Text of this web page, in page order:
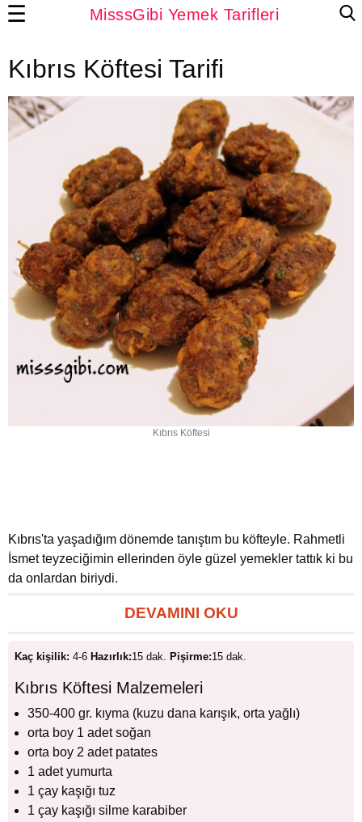
MisssGibi Yemek Tarifleri
☰
Kıbrıs Köftesi Tarifi
Kıbrıs Köftesi
Kıbrıs'ta yaşadığım dönemde tanıştım bu köfteyle. Rahmetli
İsmet teyzeciğimin ellerinden öyle güzel yemekler tattık ki bu
da onlardan biriydi.
DEVAMINI OKU
Kaç kişilik: 4-6 Hazırlık:15 dak. Pişirme:15 dak.
Kıbrıs Köftesi Malzemeleri
350-400 gr. kıyma (kuzu dana karışık, orta yağlı)
orta boy 1 adet soğan
orta boy 2 adet patates
1 adet yumurta
1 çay kaşığı tuz
1 çay kaşığı silme karabiber